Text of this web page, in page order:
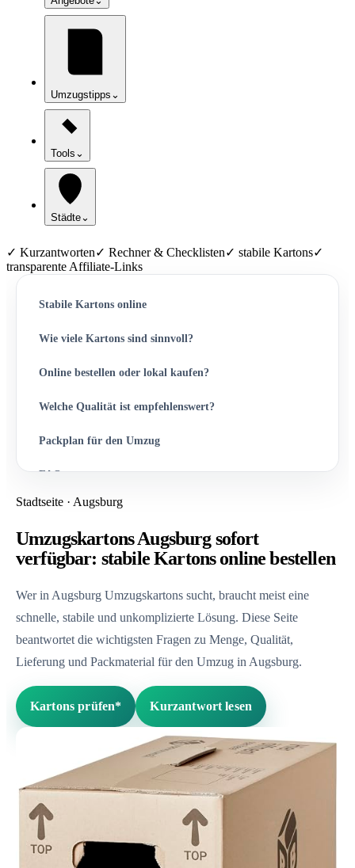
Umzugstipps ⌄
Tools ⌄
Städte⌄
✓ Kurzantworten✓ Rechner & Checklisten✓ stabile Kartons✓
transparente Affiliate-Links
Stabile Kartons online
Wie viele Kartons sind sinnvoll?
Online bestellen oder lokal kaufen?
Welche Qualität ist empfehlenswert?
Packplan für den Umzug
FAQ
Stadtseite · Augsburg
Umzugskartons Augsburg sofort
verfügbar: stabile Kartons online bestellen
Wer in Augsburg Umzugskartons sucht, braucht meist eine
schnelle, stabile und unkomplizierte Lösung. Diese Seite
beantwortet die wichtigsten Fragen zu Menge, Qualität,
Lieferung und Packmaterial für den Umzug in Augsburg.
Kartons prüfen* Kurzantwort lesen